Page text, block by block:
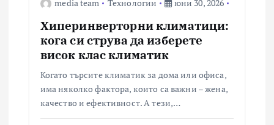
media team Технологии юни 30, 2026
Хиперинверторни климатици:
кога си струва да изберете
висок клас климатик
Когато търсите климатик за дома или офиса,
има няколко фактора, които са важни – жена,
качество и ефективност. А тези,…